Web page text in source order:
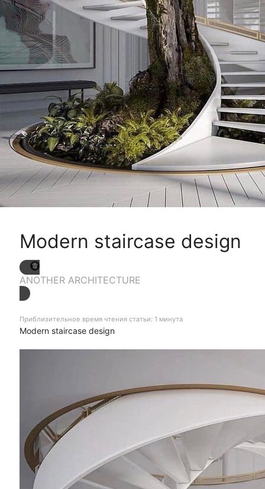
Modern staircase design
ANOTHER ARCHITECTURE
Приблизительное время чтения статьи: 1 минута
Modern staircase design